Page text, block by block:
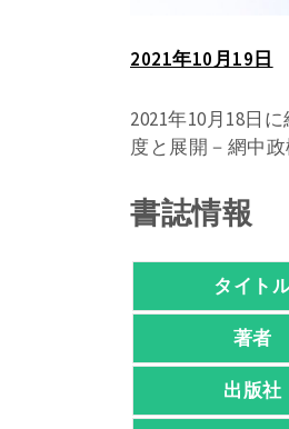
2021年10月19日
2021年10月18日
度と展開－網中
書誌情報
タイト
著者
出版社